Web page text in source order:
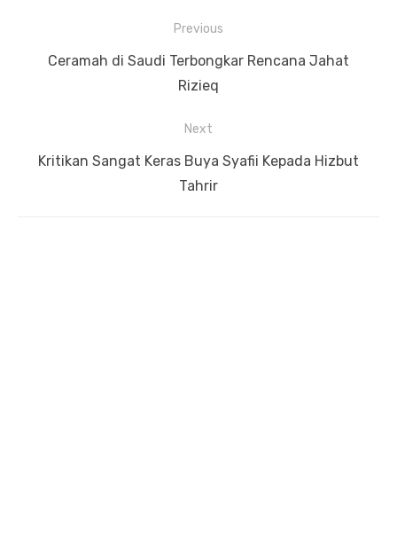
pos
Previous
Previous
Ceramah di Saudi Terbongkar Rencana Jahat
Rizieq
Next
Next
Kritikan Sangat Keras Buya Syafii Kepada Hizbut
Tahrir